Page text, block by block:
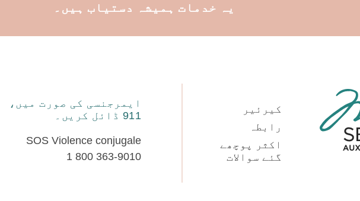
یہ خدمات ہمیشہ دستیاب ہیں۔
کیرئیر
رابطہ
اکثر پوچھے
گئے سوالات
ایمرجنسی کی صورت میں،
911 ڈائل کریں۔
SOS Violence conjugale
1 800 363-9010